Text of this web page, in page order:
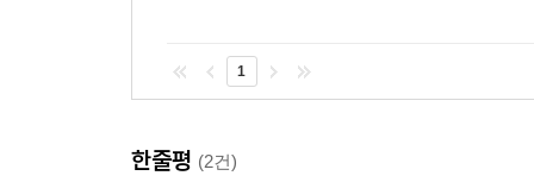
1
한줄평 (2건)